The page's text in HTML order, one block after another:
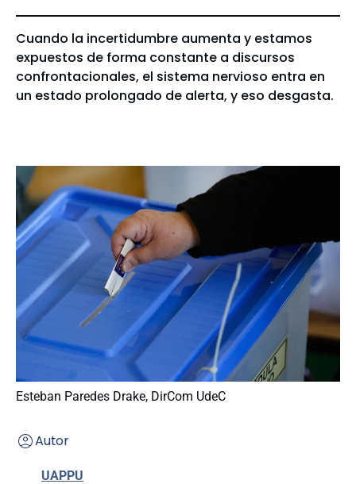
Cuando la incertidumbre aumenta y estamos
expuestos de forma constante a discursos
confrontacionales, el sistema nervioso entra en
un estado prolongado de alerta, y eso desgasta.
Esteban Paredes Drake, DirCom UdeC
Autor
UAPPU